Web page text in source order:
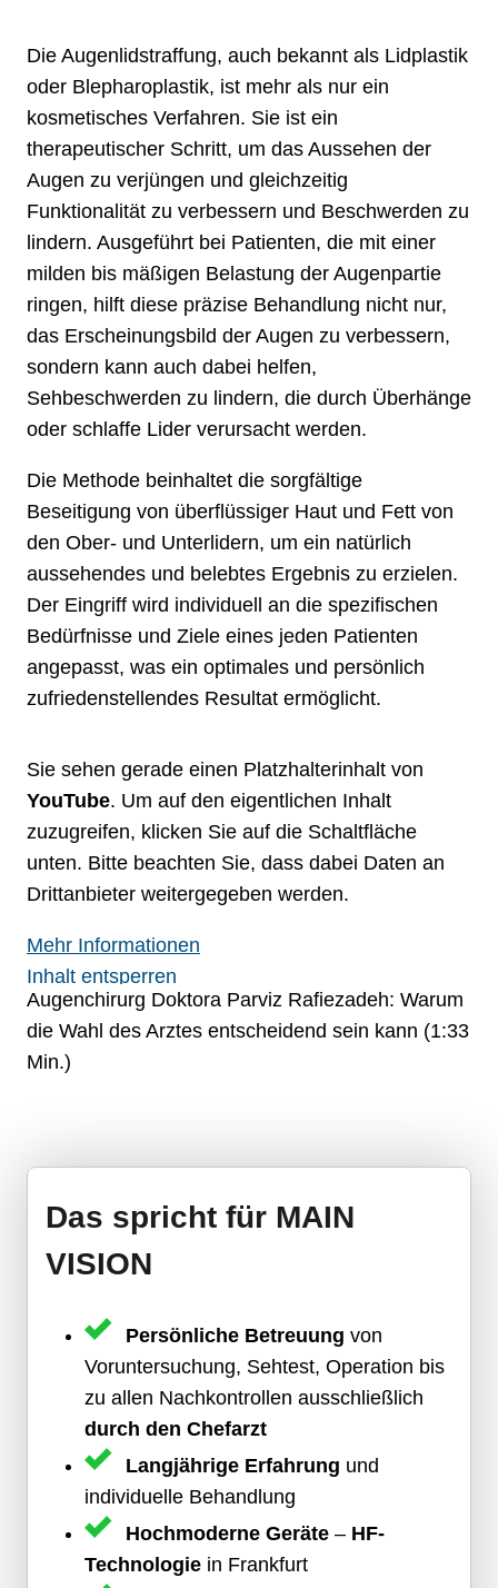
Die Augenlidstraffung, auch bekannt als Lidplastik
oder Blepharoplastik, ist mehr als nur ein
kosmetisches Verfahren. Sie ist ein
therapeutischer Schritt, um das Aussehen der
Augen zu verjüngen und gleichzeitig
Funktionalität zu verbessern und Beschwerden zu
lindern. Ausgeführt bei Patienten, die mit einer
milden bis mäßigen Belastung der Augenpartie
ringen, hilft diese präzise Behandlung nicht nur,
das Erscheinungsbild der Augen zu verbessern,
sondern kann auch dabei helfen,
Sehbeschwerden zu lindern, die durch Überhänge
oder schlaffe Lider verursacht werden.
Die Methode beinhaltet die sorgfältige
Beseitigung von überflüssiger Haut und Fett von
den Ober- und Unterlidern, um ein natürlich
aussehendes und belebtes Ergebnis zu erzielen.
Der Eingriff wird individuell an die spezifischen
Bedürfnisse und Ziele eines jeden Patienten
angepasst, was ein optimales und persönlich
zufriedenstellendes Resultat ermöglicht.
Sie sehen gerade einen Platzhalterinhalt von
YouTube. Um auf den eigentlichen Inhalt
zuzugreifen, klicken Sie auf die Schaltfläche
unten. Bitte beachten Sie, dass dabei Daten an
Drittanbieter weitergegeben werden.
Mehr Informationen
Inhalt entsperren
Erforderlichen Service akzeptieren und Inhalte
entsperren
Augenchirurg Doktora Parviz Rafiezadeh: Warum
die Wahl des Arztes entscheidend sein kann (1:33
Min.)
Das spricht für MAIN
VISION
Persönliche Betreuung von
Voruntersuchung, Sehtest, Operation bis
zu allen Nachkontrollen ausschließlich
durch den Chefarzt
Langjährige Erfahrung und
individuelle Behandlung
Hochmoderne Geräte – HF-
Technologie in Frankfurt